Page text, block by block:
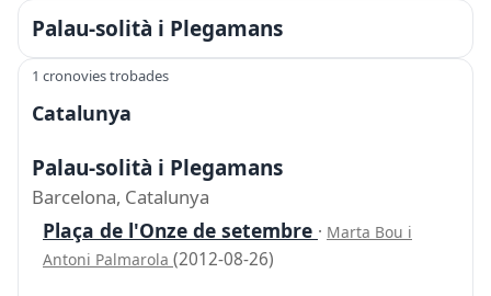
Palau-solità i Plegamans
1 cronovies trobades
Catalunya
Palau-solità i Plegamans
Barcelona, Catalunya
Plaça de l'Onze de setembre · Marta Bou i
Antoni Palmarola (2012-08-26)